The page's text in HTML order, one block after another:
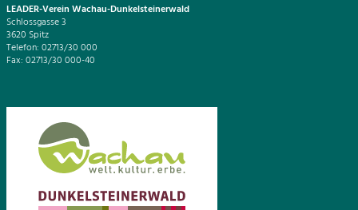
LEADER-Verein Wachau-Dunkelsteinerwald
Schlossgasse 3
3620 Spitz
Telefon: 02713/30 000
Fax: 02713/30 000-40